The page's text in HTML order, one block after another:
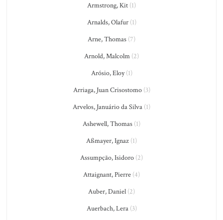
Armstrong, Kit (1)
Arnalds, Olafur(1)
Arne, Thomas (7)
Arnold, Malcolm (2)
Arósio, Eloy(1)
Arriaga, Juan Crisostomo(3)
Arvelos, Januário da Silva (1)
Ashewell, Thomas (1)
Aßmayer, Ignaz (1)
Assumpção, Isidoro (2)
Attaignant, Pierre (4)
Auber, Daniel (2)
Auerbach, Lera(3)